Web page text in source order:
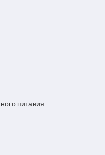
питания